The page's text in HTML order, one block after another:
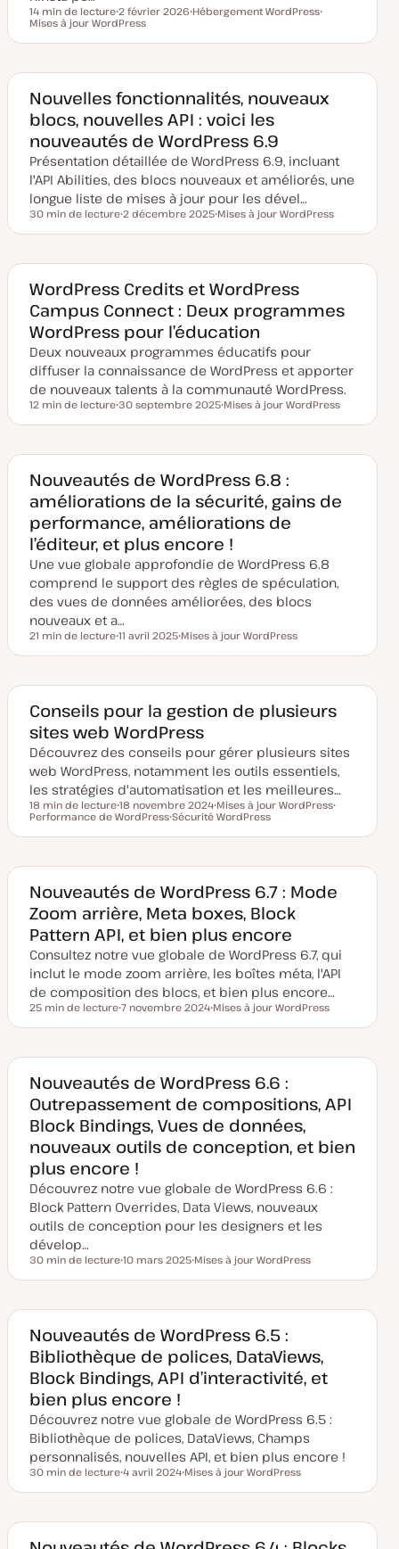
Temps de lecture
14 min de lecture
D
t
d
m
i
s
e
à
j
o
u
r
2 février 2026
j
t
Hébergement WordPress
j
t
Mises à jour WordPress
Nouvelles fonctionnalités, nouveaux
blocs, nouvelles API : voici les
nouveautés de WordPress 6.9
Présentation détaillée de WordPress 6.9, incluant
l'API Abilities, des blocs nouveaux et améliorés, une
longue liste de mises à jour pour les dével…
Temps de lecture
30 min de lecture
a
e
e
m
i
s
e
à
j
u
r
2 décembre 2025
u
e
Mises à jour WordPress
WordPress Credits et WordPress
Campus Connect : Deux programmes
WordPress pour l’éducation
Deux nouveaux programmes éducatifs pour
diffuser la connaissance de WordPress et apporter
de nouveaux talents à la communauté WordPress.
Temps de lecture
12 min de lecture
a
e
e
m
i
s
e
à
j
o
u
r
30 septembre 2025
u
e
Mises à jour WordPress
Nouveautés de WordPress 6.8 :
améliorations de la sécurité, gains de
performance, améliorations de
l’éditeur, et plus encore !
Une vue globale approfondie de WordPress 6.8
comprend le support des règles de spéculation,
des vues de données améliorées, des blocs
nouveaux et a…
Temps de lecture
21 min de lecture
a
e
e
m
i
s
e
j
o
u
r
11 avril 2025
u
e
Mises à jour WordPress
Conseils pour la gestion de plusieurs
sites web WordPress
Découvrez des conseils pour gérer plusieurs sites
web WordPress, notamment les outils essentiels,
les stratégies d'automatisation et les meilleures…
Temps de lecture
18 min de lecture
D
t
d
m
i
s
e
à
j
o
r
18 novembre 2024
S
j
t
Mises à jour WordPress
j
t
Performance de WordPress
u
e
Sécurité WordPress
Nouveautés de WordPress 6.7 : Mode
Zoom arrière, Meta boxes, Block
Pattern API, et bien plus encore
Consultez notre vue globale de WordPress 6.7, qui
inclut le mode zoom arrière, les boîtes méta, l'API
de composition des blocs, et bien plus encore…
Temps de lecture
25 min de lecture
a
e
e
m
i
s
e
à
j
o
u
r
7 novembre 2024
u
e
Mises à jour WordPress
Nouveautés de WordPress 6.6 :
Outrepassement de compositions, API
Block Bindings, Vues de données,
nouveaux outils de conception, et bien
plus encore !
Découvrez notre vue globale de WordPress 6.6 :
Block Pattern Overrides, Data Views, nouveaux
outils de conception pour les designers et les
dévelop…
Temps de lecture
30 min de lecture
a
e
e
m
i
s
e
à
j
u
r
10 mars 2025
u
e
Mises à jour WordPress
Nouveautés de WordPress 6.5 :
Bibliothèque de polices, DataViews,
Block Bindings, API d’interactivité, et
bien plus encore !
Découvrez notre vue globale de WordPress 6.5 :
Bibliothèque de polices, DataViews, Champs
personnalisés, nouvelles API, et bien plus encore !
Temps de lecture
30 min de lecture
a
e
e
4 avril 2024
u
e
Mises à jour WordPress